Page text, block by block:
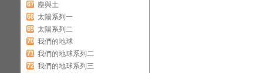
67 塵與土
68 太陽系列一
69 太陽系列二
70 我們的地球
71 我們的地球系列二
72 我們的地球系列三